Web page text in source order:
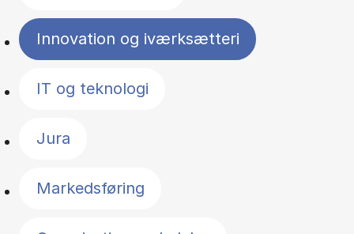
Innovation og iværksætteri
IT og teknologi
Jura
Markedsføring